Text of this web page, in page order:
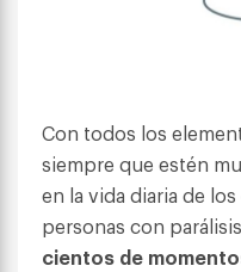
Con todos los
siempre que estén
en la vida diaria de
personas con
cientos de